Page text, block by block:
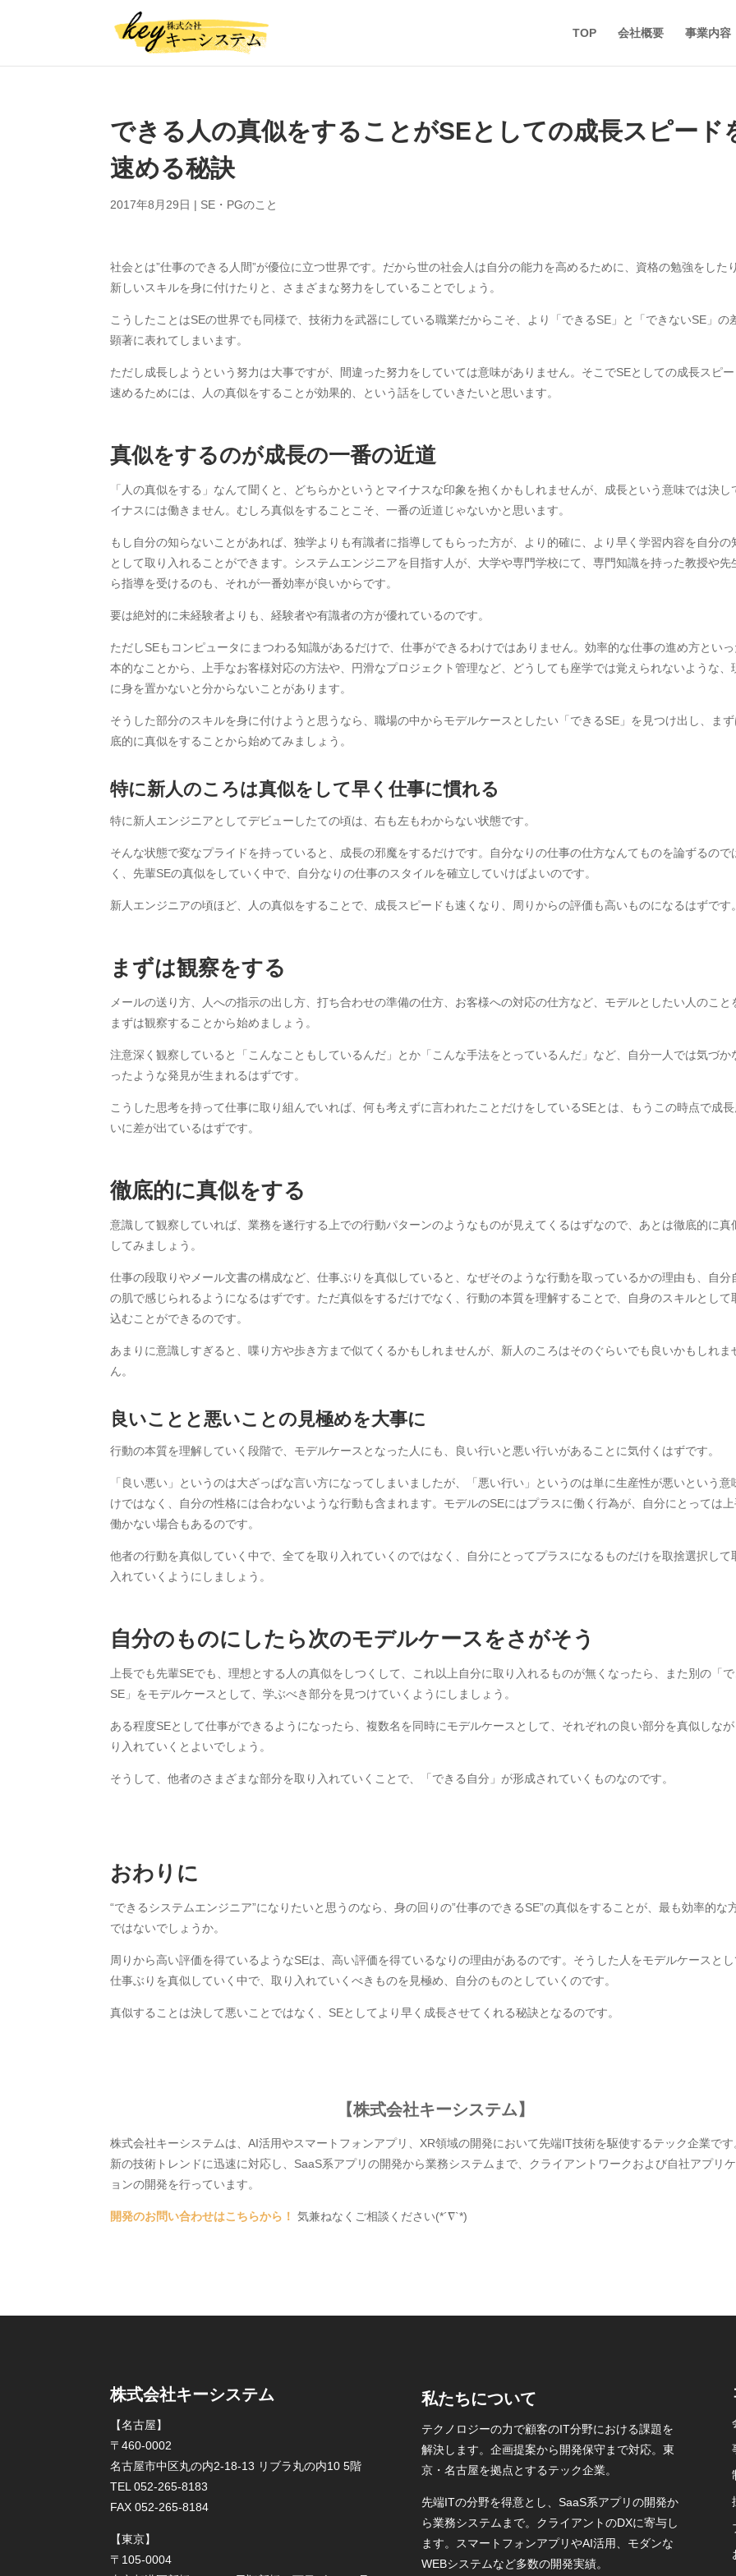
TOP 会社概要 事業内容
できる人の真似をすることがSEとしての成長スピード
速める秘訣
2017年8月29日 | SE・PGのこと
社会とは”仕事のできる人間”が優位に立つ世界です。だから世の社会人は自分の能力を高めるために、資格の勉強をしたり
新しいスキルを身に付けたりと、さまざまな努力をしていることでしょう。
こうしたことはSEの世界でも同様で、技術力を武器にしている職業だからこそ、より「できるSE」と「できないSE」の
顕著に表れてしまいます。
ただし成長しようという努力は大事ですが、間違った努力をしていては意味がありません。そこでSEとしての成長スピー
速めるためには、人の真似をすることが効果的、という話をしていきたいと思います。
真似をするのが成長の一番の近道
「人の真似をする」なんて聞くと、どちらかというとマイナスな印象を抱くかもしれませんが、成長という意味では決し
イナスには働きません。むしろ真似をすることこそ、一番の近道じゃないかと思います。
もし自分の知らないことがあれば、独学よりも有識者に指導してもらった方が、より的確に、より早く学習内容を自分の
として取り入れることができます。システムエンジニアを目指す人が、大学や専門学校にて、専門知識を持った教授や先
ら指導を受けるのも、それが一番効率が良いからです。
要は絶対的に未経験者よりも、経験者や有識者の方が優れているのです。
ただしSEもコンピュータにまつわる知識があるだけで、仕事ができるわけではありません。効率的な仕事の進め方とい
本的なことから、上手なお客様対応の方法や、円滑なプロジェクト管理など、どうしても座学では覚えられないような、
に身を置かないと分からないことがあります。
そうした部分のスキルを身に付けようと思うなら、職場の中からモデルケースとしたい「できるSE」を見つけ出し、ま
底的に真似をすることから始めてみましょう。
特に新人のころは真似をして早く仕事に慣れる
特に新人エンジニアとしてデビューしたての頃は、右も左もわからない状態です。
そんな状態で変なプライドを持っていると、成長の邪魔をするだけです。自分なりの仕事の仕方なんてものを論ずるので
く、先輩SEの真似をしていく中で、自分なりの仕事のスタイルを確立していけばよいのです。
新人エンジニアの頃ほど、人の真似をすることで、成長スピードも速くなり、周りからの評価も高いものになるはずです。
まずは観察をする
メールの送り方、人への指示の出し方、打ち合わせの準備の仕方、お客様への対応の仕方など、モデルとしたい人のこと
まずは観察することから始めましょう。
注意深く観察していると「こんなこともしているんだ」とか「こんな手法をとっているんだ」など、自分一人では気づか
ったような発見が生まれるはずです。
こうした思考を持って仕事に取り組んでいれば、何も考えずに言われたことだけをしているSEとは、もうこの時点で成
いに差が出ているはずです。
徹底的に真似をする
意識して観察していれば、業務を遂行する上での行動パターンのようなものが見えてくるはずなので、あとは徹底的に真
してみましょう。
仕事の段取りやメール文書の構成など、仕事ぶりを真似していると、なぜそのような行動を取っているかの理由も、自分
の肌で感じられるようになるはずです。ただ真似をするだけでなく、行動の本質を理解することで、自身のスキルとして
込むことができるのです。
あまりに意識しすぎると、喋り方や歩き方まで似てくるかもしれませんが、新人のころはそのぐらいでも良いかもしれま
ん。
良いことと悪いことの見極めを大事に
行動の本質を理解していく段階で、モデルケースとなった人にも、良い行いと悪い行いがあることに気付くはずです。
「良い悪い」というのは大ざっぱな言い方になってしまいましたが、「悪い行い」というのは単に生産性が悪いという意
けではなく、自分の性格には合わないような行動も含まれます。モデルのSEにはプラスに働く行為が、自分にとっては上
働かない場合もあるのです。
他者の行動を真似していく中で、全てを取り入れていくのではなく、自分にとってプラスになるものだけを取捨選択して
入れていくようにしましょう。
自分のものにしたら次のモデルケースをさがそう
上長でも先輩SEでも、理想とする人の真似をしつくして、これ以上自分に取り入れるものが無くなったら、また別の「で
SE」をモデルケースとして、学ぶべき部分を見つけていくようにしましょう。
ある程度SEとして仕事ができるようになったら、複数名を同時にモデルケースとして、それぞれの良い部分を真似しなが
り入れていくとよいでしょう。
そうして、他者のさまざまな部分を取り入れていくことで、「できる自分」が形成されていくものなのです。
おわりに
“できるシステムエンジニア”になりたいと思うのなら、身の回りの”仕事のできるSE”の真似をすることが、最も効率的な
ではないでしょうか。
周りから高い評価を得ているようなSEは、高い評価を得ているなりの理由があるのです。そうした人をモデルケースとし
仕事ぶりを真似していく中で、取り入れていくべきものを見極め、自分のものとしていくのです。
真似することは決して悪いことではなく、SEとしてより早く成長させてくれる秘訣となるのです。
【株式会社キーシステム】
株式会社キーシステムは、AI活用やスマートフォンアプリ、XR領域の開発において先端IT技術を駆使するテック企業です
新の技術トレンドに迅速に対応し、SaaS系アプリの開発から業務システムまで、クライアントワークおよび自社アプリ
ョンの開発を行っています。
開発のお問い合わせはこちらから！ 気兼ねなくご相談ください(*´∇`*)
株式会社キーシステム
【名古屋】
〒460-0002
名古屋市中区丸の内2-18-13 リブラ丸の内10 5階
TEL 052-265-8183
FAX 052-265-8184
【東京】
〒105-0004
私たちについて
テクノロジーの力で顧客のIT分野における課題を
解決します。企画提案から開発保守まで対応。東
京・名古屋を拠点とするテック企業。
先端ITの分野を得意とし、SaaS系アプリの開発か
ら業務システムまで。クライアントのDXに寄与し
ます。スマートフォンアプリやAI活用、モダンな
WEBシステムなど多数の開発実績。